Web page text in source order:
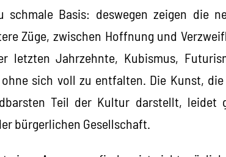
Basis: deswegen zeigen die
Züge, zwischen Hoffnung und
letzten Jahrzehnte, Kubismus,
sich voll zu entfalten. Die Kunst,
Teil der Kultur darstellt, leidet
bürgerlichen Gesellschaft.